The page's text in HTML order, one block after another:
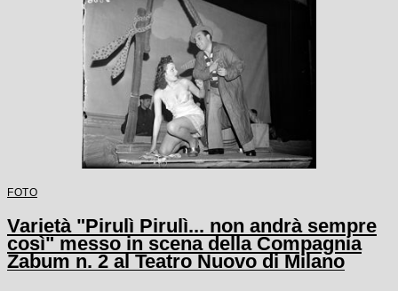
FOTO
Varietà "Pirulì Pirulì... non andrà sempre
così" messo in scena della Compagnia
Zabum n. 2 al Teatro Nuovo di Milano